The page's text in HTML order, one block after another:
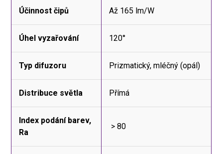
Účinnost čipů Až 165 lm/W
Úhel vyzařování 120°
Typ difuzoru Prizmatický, mléčný (opál)
Distribuce světla Přímá
Index podání barev,
Ra
> 80